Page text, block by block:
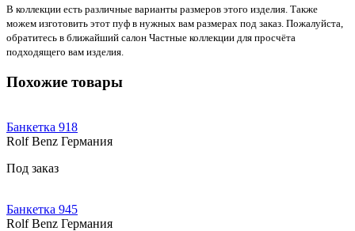
В коллекции есть различные варианты размеров этого изделия. Также
можем изготовить этот пуф в нужных вам размерах под заказ. Пожалуйста,
обратитесь в ближайший салон Частные коллекции для просчёта
подходящего вам изделия.
Похожие товары
Банкетка 918
Rolf Benz Германия
Под заказ
Банкетка 945
Rolf Benz Германия